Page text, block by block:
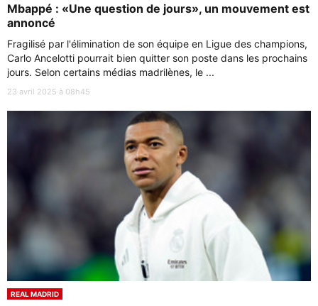
Mbappé : «Une question de jours», un mouvement est
annoncé
Fragilisé par l'élimination de son équipe en Ligue des champions,
Carlo Ancelotti pourrait bien quitter son poste dans les prochains
jours. Selon certains médias madrilènes, le ...
23 avril 2025 à 08h45
REAL MADRID